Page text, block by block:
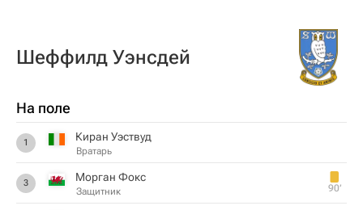
Шеффилд Уэнсдей
На поле
1 Киран Уэствуд
Вратарь
3 Морган Фокс
Защитник 90‎’‎